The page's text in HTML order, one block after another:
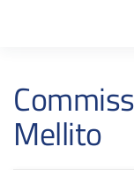
Mellito